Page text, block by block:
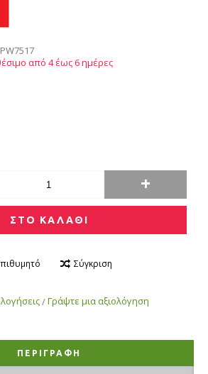
PW7517
από 4 έως 6 ημέρες
+
ΣΤΟ ΚΑΛΑΘΙ
Σύγκριση
/Γράψτε μια αξιολόγηση
ΠΕΡΙΓΡΑΦΉ